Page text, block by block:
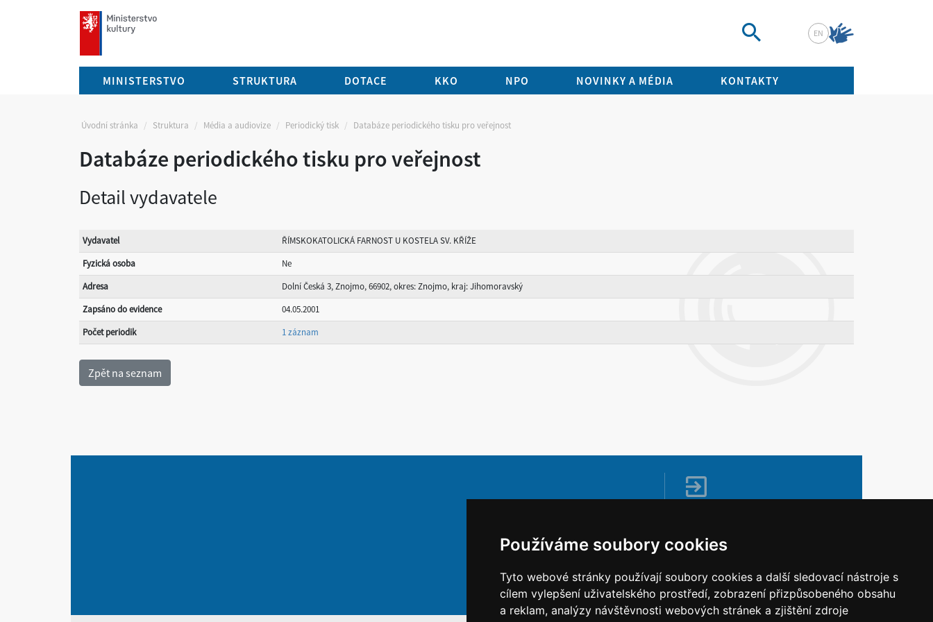
Používáme soubory cookies
Tyto webové stránky používají soubory cookies a další sledovací nástroje s
cílem vylepšení uživatelského prostředí, zobrazení přizpůsobeného obsahu
a reklam, analýzy návštěvnosti webových stránek a zjištění zdroje
mkcr.cz
EN
MINISTERSTVO STRUKTURA DOTACE KKO NPO NOVINKY A MÉDIA KONTAKTY
Úvodní stránka Struktura Média a audiovize Periodický tisk Databáze periodického tisku pro veřejnost
Databáze periodického tisku pro veřejnost
Detail vydavatele
Vydavatel
ŘÍMSKOKATOLICKÁ FARNOST U KOSTELA SV. KŘÍŽE
Fyzická osoba
Ne
Adresa
Dolní Česká 3, Znojmo, 66902, okres: Znojmo, kraj: Jihomoravský
Zapsáno do evidence
04.05.2001
Počet periodik
1 záznam
dotazy nezůstanou bez odezvy.
Chci napsat MKČR